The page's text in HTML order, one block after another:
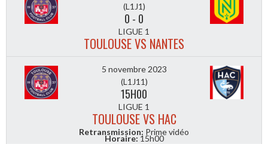
(L1J1)
0 - 0
LIGUE 1
TOULOUSE VS NANTES
5 novembre 2023
(L1J11)
15H00
LIGUE 1
TOULOUSE VS HAC
Retransmission: Prime vidéo
Horaire:15h00